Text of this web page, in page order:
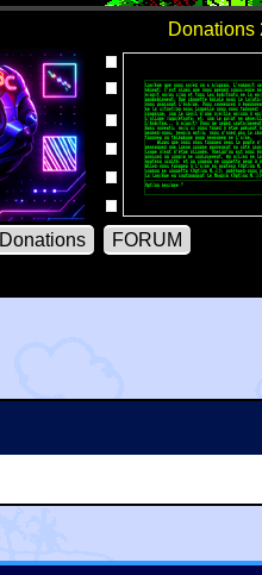
Donations
Donations
FORUM